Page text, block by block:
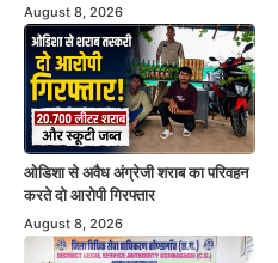
August 8, 2026
ओडिशा से अवैध अंग्रेजी शराब का परिवहन
करते दो आरोपी गिरफ्तार
August 8, 2026